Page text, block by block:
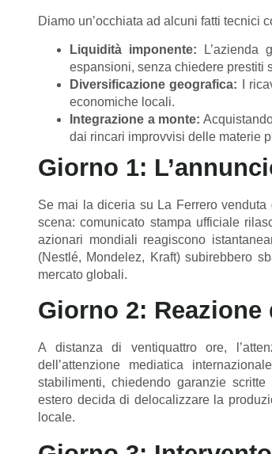
Diamo un’occhiata ad alcuni fatti tecnici
Liquidità imponente: L’azienda
espansioni, senza chiedere prestiti
Diversificazione geografica: I
economiche locali.
Integrazione a monte:
dai rincari improvvisi delle materie
Giorno 1:
Se mai la diceria su La Ferrero
scena: comunicato stampa ufficiale
azionari mondiali reagiscono
(Nestlé, Mondelez, Kraft) subirebbero
mercato globali.
Giorno 2:
A distanza di ventiquattro ore,
dell’attenzione mediatica
stabilimenti, chiedendo garanzie
estero decida di delocalizzare la
locale.